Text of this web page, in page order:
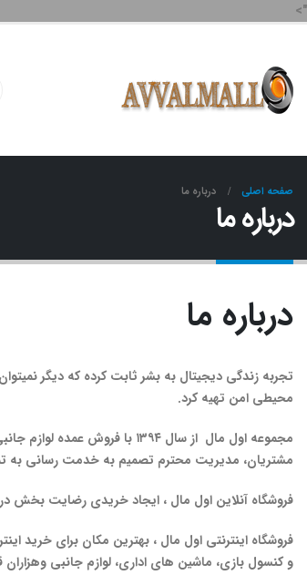
">
صفحه اصلی درباره ما
درباره ما
درباره ما
تجربه زندگی دیجیتال به بشر ثابت کرده که دیگر
محیطی امن تهیه کرد.
مشتریان، مدیریت محترم تصمیم به خدمت رسانی به
فروشگاه آنلاین اول مال ، ایجاد خریدی رضایت بخش
فروشگاه اینترنتی اول مال ، بهترین مکان برای خرید
و کنسول بازی، ماشین های اداری، لوازم جانبی